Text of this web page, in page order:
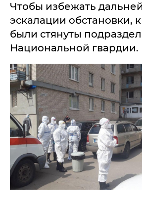
Чтобы избежать
эскалации обстановки,
были стянуты
Национальной гвардии.